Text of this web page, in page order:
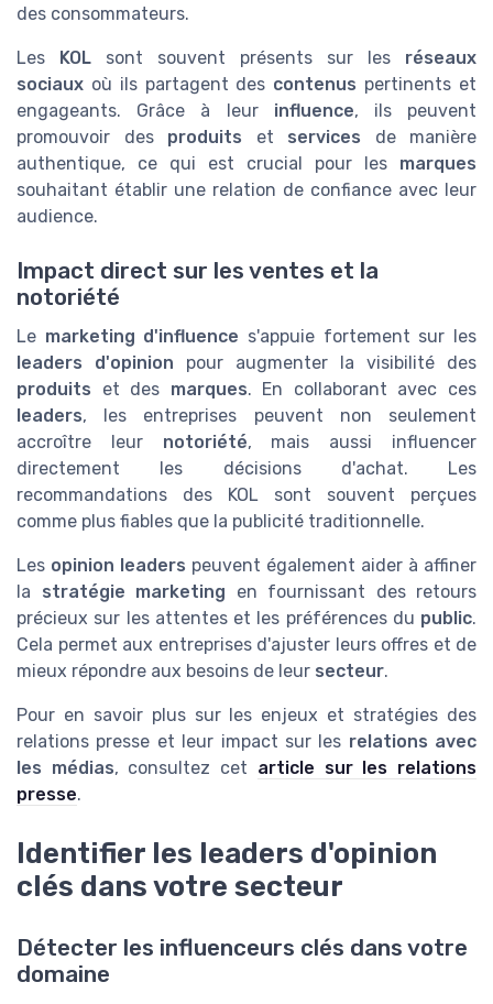
des consommateurs.
Les KOL sont souvent présents sur les réseaux
sociaux où ils partagent des contenus pertinents et
engageants. Grâce à leur influence, ils peuvent
promouvoir des produits et services de manière
authentique, ce qui est crucial pour les marques
souhaitant établir une relation de confiance avec leur
audience.
Impact direct sur les ventes et la
notoriété
Le marketing d'influence s'appuie fortement sur les
leaders d'opinion pour augmenter la visibilité des
produits et des marques. En collaborant avec ces
leaders, les entreprises peuvent non seulement
accroître leur notoriété, mais aussi influencer
directement les décisions d'achat. Les
recommandations des KOL sont souvent perçues
comme plus fiables que la publicité traditionnelle.
Les opinion leaders peuvent également aider à affiner
la stratégie marketing en fournissant des retours
précieux sur les attentes et les préférences du public.
Cela permet aux entreprises d'ajuster leurs offres et de
mieux répondre aux besoins de leur secteur.
Pour en savoir plus sur les enjeux et stratégies des
relations presse et leur impact sur les relations avec
les médias, consultez cet article sur les relations
presse.
Identifier les leaders d'opinion
clés dans votre secteur
Détecter les influenceurs clés dans votre
domaine